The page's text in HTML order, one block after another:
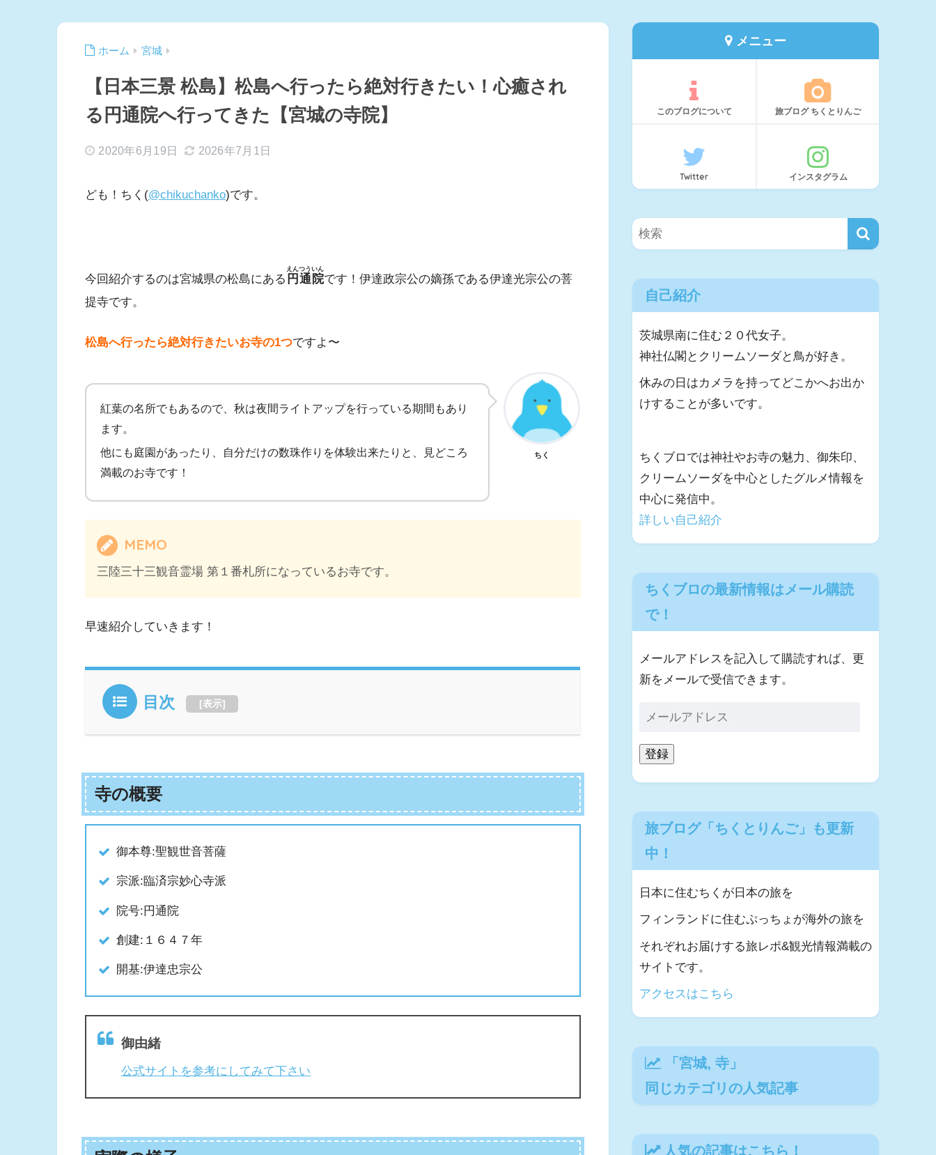
ホーム 宮城
【日本三景 松島】松島へ行ったら絶対行きたい！心癒され
る円通院へ行ってきた【宮城の寺院】
2020年6月19日 2026年7月1日
ども！ちく(@chikuchanko)です。
今回紹介するのは宮城県の松島にある 円通院
えんつういん
です！伊達政宗公の嫡孫である伊達光宗公の菩
提寺です。
松島へ行ったら絶対行きたいお寺の1つですよ〜
紅葉の名所でもあるので、秋は夜間ライトアップを行っている期間もあり
ます。
他にも庭園があったり、自分だけの数珠作りを体験出来たりと、見どころ
満載のお寺です！
ちく
MEMO
三陸三十三観音霊場 第１番札所になっているお寺です。
早速紹介していきます！
目次 [表示]
寺の概要
御本尊:聖観世音菩薩
宗派:臨済宗妙心寺派
院号:円通院
創建:１６４７年
開基:伊達忠宗公
御由緒
公式サイトを参考にしてみて下さい
メニュー
このブログについて 旅ブログ ちくとりんご
Twitter インスタグラム
自己紹介
茨城県南に住む２０代女子。
神社仏閣とクリームソーダと鳥が好き。
休みの日はカメラを持ってどこかへお出か
けすることが多いです。
ちくブロでは神社やお寺の魅力、御朱印、
クリームソーダを中心としたグルメ情報を
中心に発信中。
詳しい自己紹介
ちくブロの最新情報はメール購読
で！
メールアドレスを記入して購読すれば、更
新をメールで受信できます。
登録
旅ブログ「ちくとりんご」も更新
中！
日本に住むちくが日本の旅を
フィンランドに住むぷっちょが海外の旅を
それぞれお届けする旅レポ&観光情報満載の
サイトです。
アクセスはこちら
「宮城, 寺 」
同じカテゴリの人気記事
人気の記事はこちら！